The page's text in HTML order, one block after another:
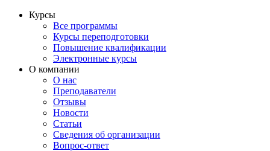
Курсы
Все программы
Курсы переподготовки
Повышение квалификации
Электронные курсы
О компании
О нас
Преподаватели
Отзывы
Новости
Статьи
Сведения об организации
Вопрос-ответ